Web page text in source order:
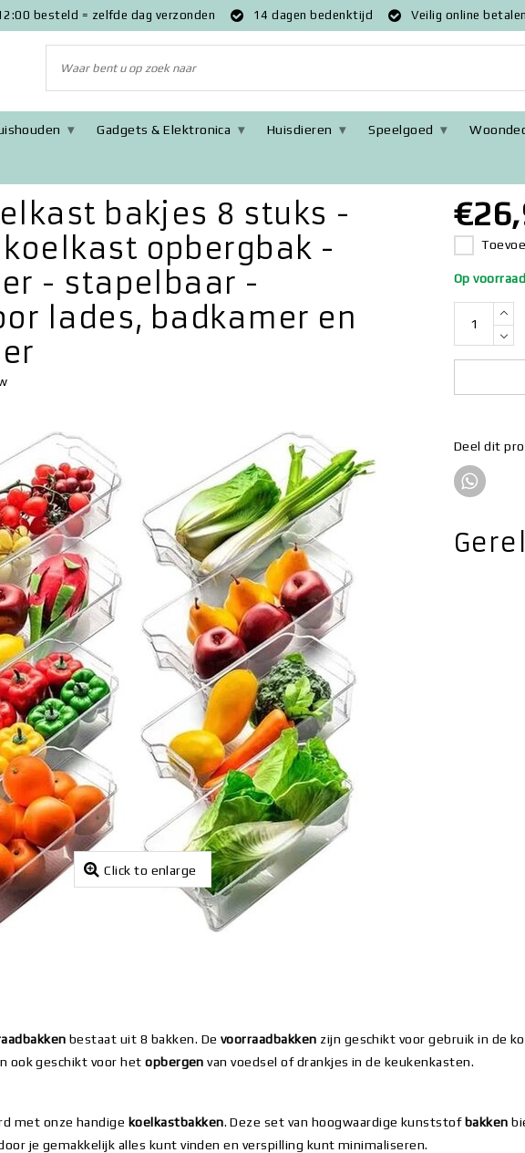
besteld = zelfde dag verzonden 14 dagen bedenktijd Veilig online betalen
Gadgets & Elektronica Huisdieren Speelgoed
8 stuks - Voorraadbakken koelkast opbergbak - Koelkast organizer -
bakjes 8 stuks -
opbergbak -
- stapelbaar -
lades, badkamer en
Click to enlarge
Op voorraad
Deel dit
bestaat uit 8 bakken. De voorraadbakken zijn geschikt voor gebruik in de
ook geschikt voor hetopbergenvan voedsel of drankjes in de keukenkasten.
met onze handige koelkastbakken. Deze set van hoogwaardige kunststofbakken
je gemakkelijk alles kunt vinden en verspilling kunt minimaliseren.